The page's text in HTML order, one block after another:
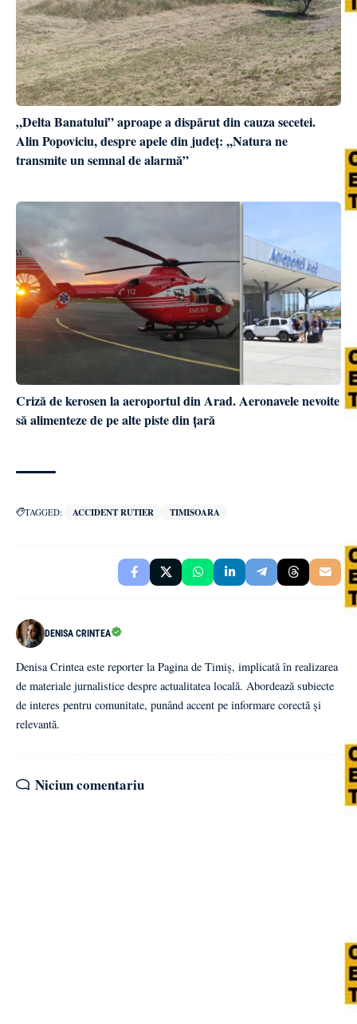
„Delta Banatului” aproape a dispărut din cauza secetei.
Alin Popoviciu, despre apele din județ: ,,Natura ne
transmite un semnal de alarmă”
Criză de kerosen la aeroportul din Arad. Aeronavele nevoite
să alimenteze de pe alte piste din țară
TAGGED: ACCIDENT RUTIER TIMISOARA
DENISA CRINTEA
Denisa Crintea este reporter la Pagina de Timiș, implicată în realizarea
de materiale jurnalistice despre actualitatea locală. Abordează subiecte
de interes pentru comunitate, punând accent pe informare corectă și
relevantă.
Niciun comentariu